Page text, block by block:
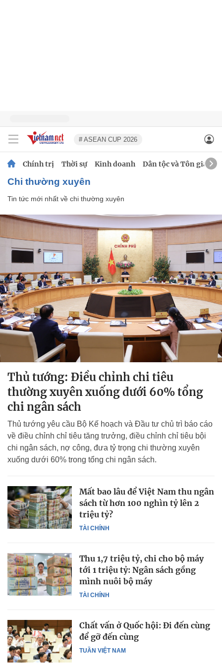
# ASEAN CUP 2026
Chính trị Thời sự Kinh doanh Dân tộc và Tôn giáo
chi thường xuyên
Tin tức mới nhất về chi thường xuyên
Thủ tướng: Điều chỉnh chi tiêu
thường xuyên xuống dưới 60% tổng
chi ngân sách
Thủ tướng yêu cầu Bộ Kế hoạch và Đầu tư chủ trì báo cáo
về điều chỉnh chỉ tiêu tăng trưởng, điều chỉnh chỉ tiêu bội
chi ngân sách, nợ công, đưa tỷ trọng chi thường xuyên
xuống dưới 60% trong tổng chi ngân sách.
TÀI CHÍNH
Mất bao lâu để Việt Nam thu ngân
sách từ hơn 100 nghìn tỷ lên 2
triệu tỷ?
TÀI CHÍNH
Thu 1,7 triệu tỷ, chi cho bộ máy
tới 1 triệu tỷ: Ngân sách gồng
mình nuôi bộ máy
TUẦN VIỆT NAM
Chất vấn ở Quốc hội: Đi đến cùng
để gỡ đến cùng